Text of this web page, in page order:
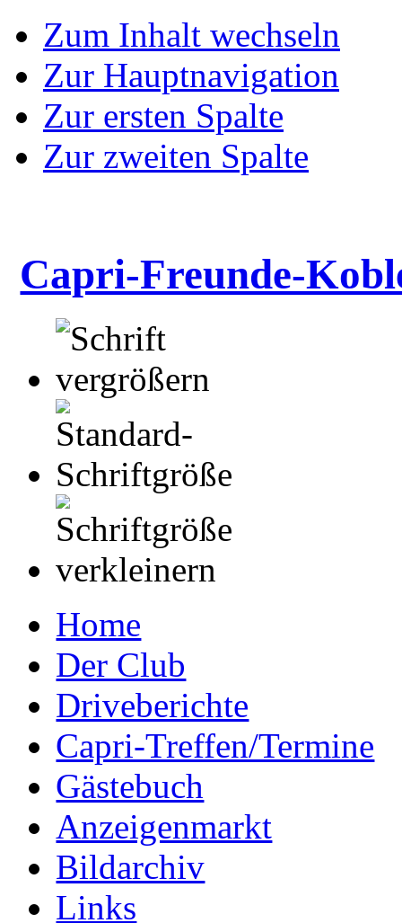
Zum Inhalt wechseln
Zur Hauptnavigation
Zur ersten Spalte
Zur zweiten Spalte
Capri-Freunde-
Home
Der Club
Driveberichte
Capri-Treffen/Termine
Gästebuch
Anzeigenmarkt
Bildarchiv
Links